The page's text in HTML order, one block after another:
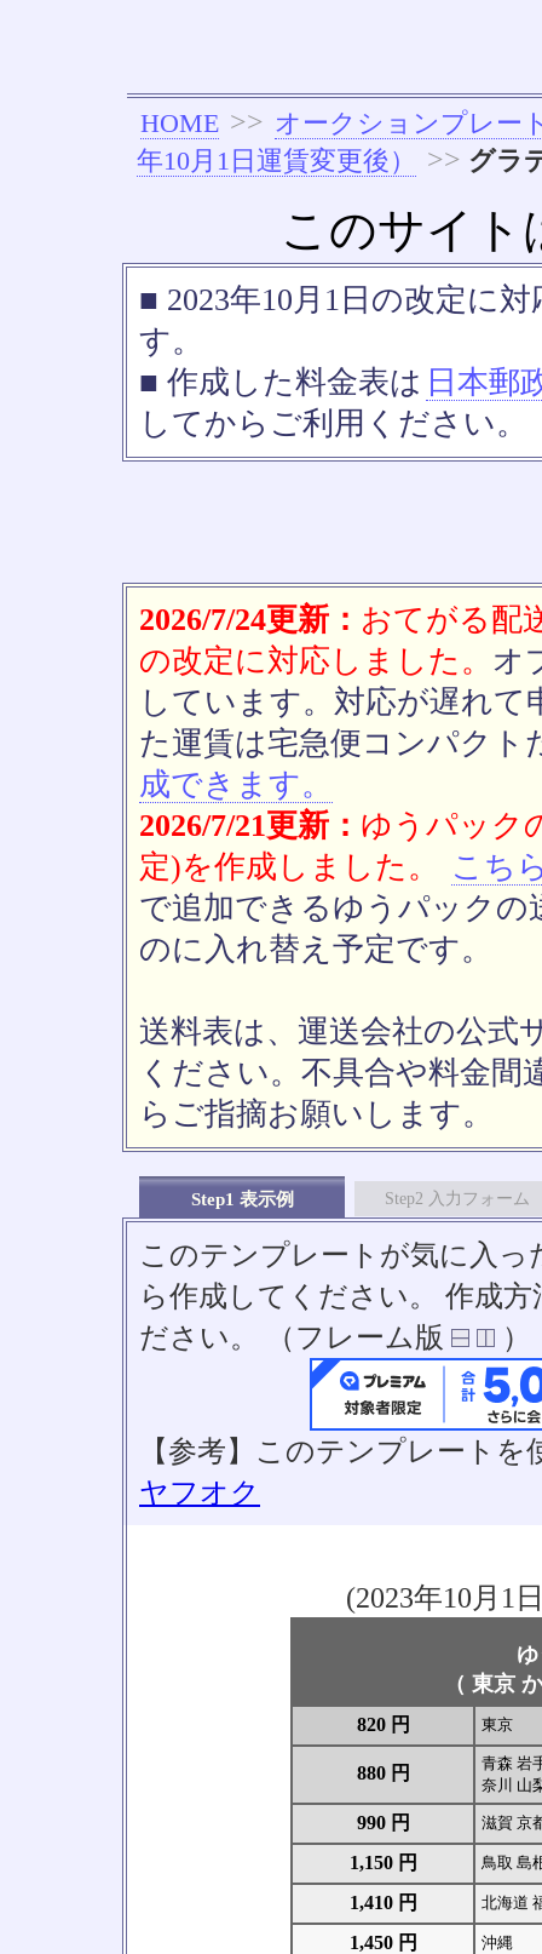
HOME >> オークションプレー
年10月1日運賃変更後）
>> グラ
このサイト
■ 2023年10月1日の改定に
す。
■ 作成した料金表は 日本郵
してからご利用ください。
2026/7/24更新： おてがる配
の改定に対応しました。 オ
しています。対応が遅れ
た運賃は宅急便コンパクト
成できます。
2026/7/21更新： ゆうパック
定)を作成しました。
こち
で追加できるゆうパックの
のに入れ替え予定です。
送料表は、運送会社の公式
ください。不具合や料金間
らご指摘お願いします。
Step1 表示例 Step2 入力フォーム
このテンプレートが気に入っ
ら作成してください。 作成
ださい。 （フレーム版
）
【参考】このテンプレート
ヤフオク
(2023年10月1
（ 東京
820 円 東京
880 円
青森 岩
奈川 山
990 円 滋賀 京
1,150 円 鳥取 島
1,410 円 北海道
1,450 円 沖縄